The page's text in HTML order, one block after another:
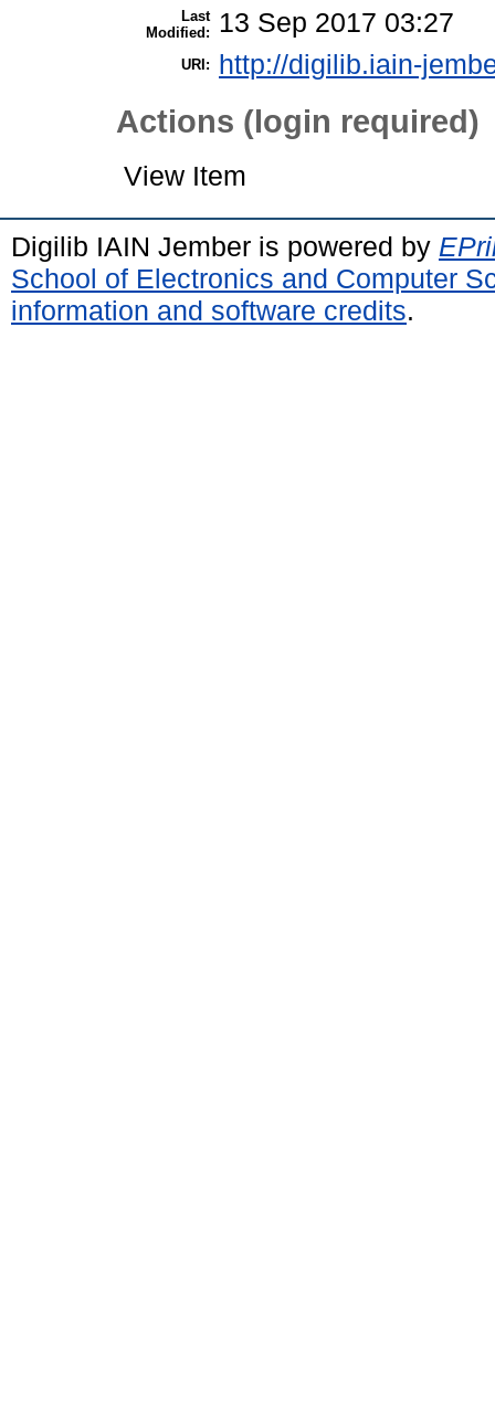
Last
Modified:
13 Sep 2017 03:27
URI: http://digilib.iain-
Actions (login required)
View Item
Digilib IAIN Jember is powered by
School of Electronics and Computer
information and software credits.